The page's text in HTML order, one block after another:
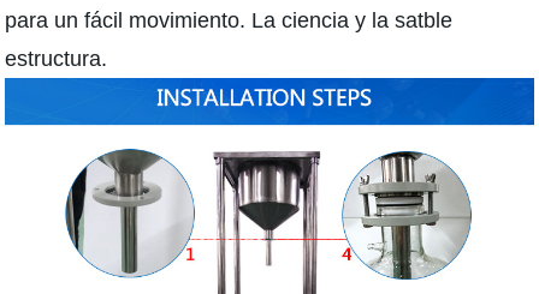
para un fácil movimiento. La ciencia y la satble
estructura.